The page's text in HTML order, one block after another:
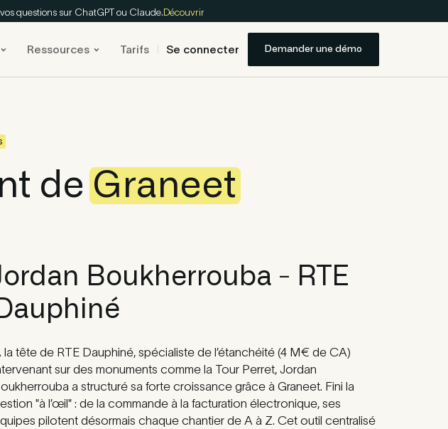
questions sur ChatGPT ou Claude.Découvrir
Ressources Tarifs Se connecter Demander une démo
de Graneet
Boukherrouba - RTE
la tête de RTE Dauphiné, spécialiste de l’étanchéité (4 M€ de CA)
sur des monuments comme la Tour Perret, Jordan
a structuré sa forte croissance grâce à Graneet. Fini la
"à l’œil" : de la commande à la facturation électronique, ses
pilotent désormais chaque chantier de A à Z. Cet outil centralisé